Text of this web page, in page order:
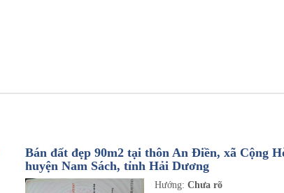
Bán đất đẹp 90m2 tại thôn An Điền, xã Cộng
huyện Nam Sách, tỉnh Hải Dương
Hướng:Chưa rõ